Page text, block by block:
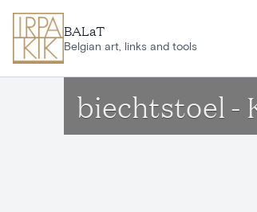
BALaT
Belgian art, links and tools
biechtstoel -